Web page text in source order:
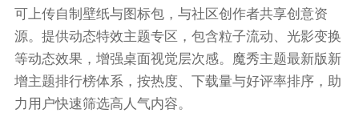
可上传自制壁纸与图标包，与社区创作者共享创意资
源。提供动态特效主题专区，包含粒子流动、光影变换
等动态效果，增强桌面视觉层次感。魔秀主题最新版新
增主题排行榜体系，按热度、下载量与好评率排序，助
力用户快速筛选高人气内容。